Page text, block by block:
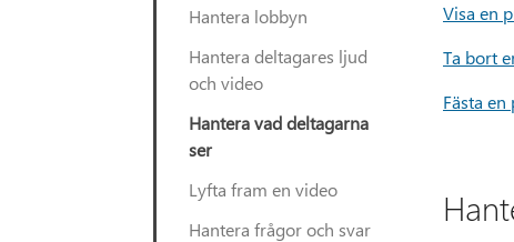
Hantera lobbyn
Hantera deltagares ljud
och video
Hantera vad deltagarna
ser
Lyfta fram en video
Hantera frågor och svar
Visa en
Ta bort
Fästa